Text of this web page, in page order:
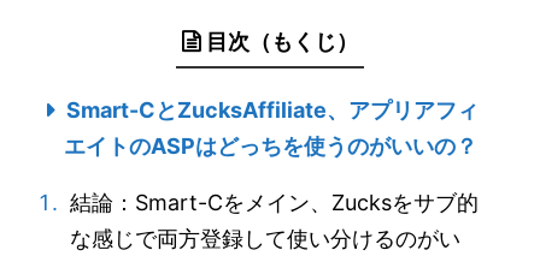
目次（もくじ）
Smart-CとZucksAffiliate、アプリアフィ
エイトのASPはどっちを使うのがいいの？
結論：Smart-Cをメイン、Zucksをサブ的
な感じで両方登録して使い分けるのがい